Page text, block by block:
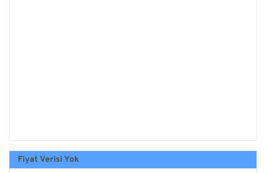
Fiyat Verisi Yok